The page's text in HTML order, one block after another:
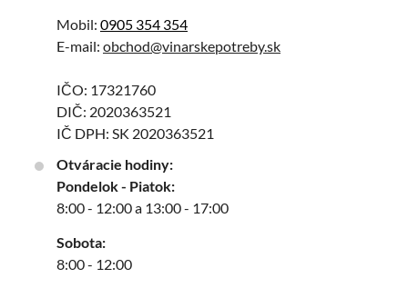
Mobil: 0905 354 354
E-mail: obchod@vinarskepotreby.sk
IČO: 17321760
DIČ: 2020363521
IČ DPH: SK 2020363521
Otváracie hodiny:
Pondelok - Piatok:
8:00 - 12:00 a 13:00 - 17:00
Sobota:
8:00 - 12:00